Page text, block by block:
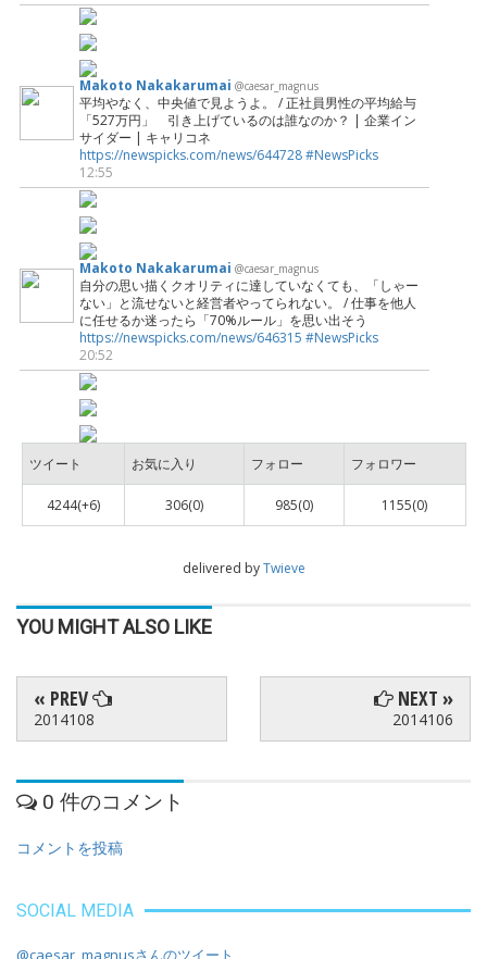
Makoto Nakakarumai @caesar_magnus
平均やなく、中央値で見ようよ。 / 正社員男性の平均給与
「527万円」 引き上げているのは誰なのか？ | 企業イン
サイダー | キャリコネ
https://newspicks.com/news/644728#NewsPicks
12:55
Makoto Nakakarumai @caesar_magnus
自分の思い描くクオリティに達していなくても、「しゃー
ない」と流せないと経営者やってられない。 / 仕事を他人
に任せるか迷ったら「70%ルール」を思い出そう
https://newspicks.com/news/646315 #NewsPicks
20:52
ツイート お気に入り フォロー フォロワー
4244(+6) 306(0) 985(0) 1155(0)
delivered byTwieve
YOU MIGHT ALSO LIKE
« PREV
2014108
NEXT »
2014106
0 件のコメント
コメントを投稿
SOCIAL MEDIA
@caesar_magnusさんのツイート